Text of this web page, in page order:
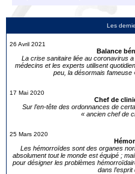
Les
26 Avril 2021
Balance
La crise sanitaire liée au coronavirus
médecins et les experts utilisent
peu, la désormais fameuse
17 Mai 2020
Chef de
Sur l’en-tête des ordonnances de
« ancien chef de
25 Mars 2020
Les hémorroïdes sont des organes
absolument tout le monde est équipé ;
pour désigner les problèmes
dans l’esprit